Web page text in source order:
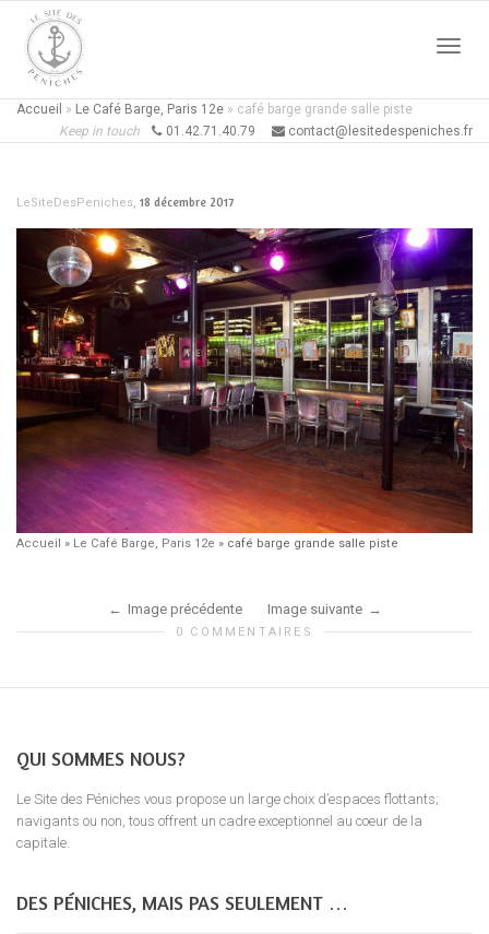
Accueil » Le Café Barge, Paris 12e » café barge grande salle piste
Keep in touch
01.42.71.40.79 contact@lesitedespeniches.fr
LeSiteDesPeniches, 18 décembre 2017
Accueil » Le Café Barge, Paris 12e » café barge grande salle piste
Image précédente Image suivante
0 COMMENTAIRES
QUI SOMMES NOUS?
Le Site des Péniches vous propose un large choix d’espaces flottants;
navigants ou non, tous offrent un cadre exceptionnel au coeur de la
capitale.
DES PÉNICHES, MAIS PAS SEULEMENT …